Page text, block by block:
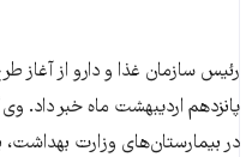
رئیس سازمان غذا و دارو از آغاز
پانزدهم اردیبهشت ماه خبر داد.
در بیمارستان‌های وزارت بهداشت،